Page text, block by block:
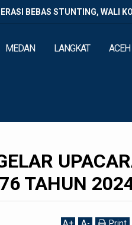
BEBAS STUNTING, WALI
MEDAN LANGKAT ACEH
TAHUN